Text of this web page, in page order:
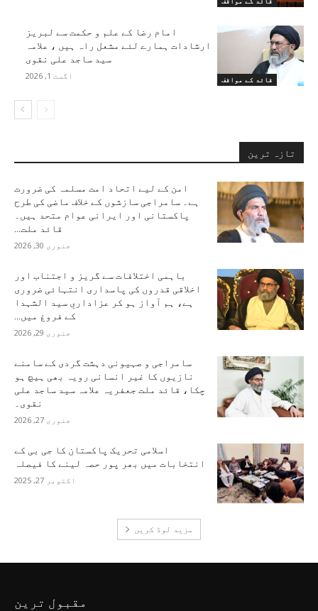
قائد کے مواقف
امام رضا کے علم و حکمت سے لبریز
ارشادات ہمارے لئے مشعل راہ ہیں ، علامہ
سید ساجد علی نقوی
اگست 1, 2026
تازہ ترین
امن کے لیے اتحاد امت مسلمہ کی ضرورت
ہے۔ سامراجی سازشوں کے خلاف ماضی کی طرح
پاکستانی اور ایرانی عوام متحد ہیں۔
قائد ملت...
جنوری 30, 2026
باہمی اختلافات سے گریز و اجتناب اور
اخلاقی قدروں کی پاسداری انتہائی ضروری
ہے، ہم آواز ہو کر عزاداریِ سید الشہدا
کے فروغ میں...
جنوری 29, 2026
سامراجی و صہیونی دہشت گردی کے سامنے
نازیوں کا غیر انسانی رویہ بھی ہیچ ہو
چکا، قائد ملت جعفریہ علامہ سید ساجد علی
نقوی۔
جنوری 27, 2026
اسلامی تحریک پاکستان کا جی بی کے
انتخابات میں بھر پور حصہ لینے کا فیصلہ
اکتوبر 27, 2025
مزید لوڈ کریں
مقبول ترین